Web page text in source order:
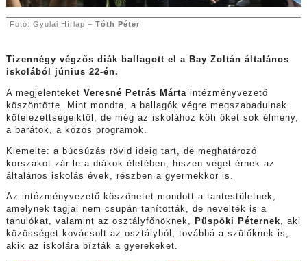
Fotó: Gyulai Hírlap – Tóth Péter
Tizennégy végzős diák ballagott el a Bay Zoltán általános
iskolából június 22-én.
A megjelenteket Veresné Petrás Márta intézményvezető
köszöntötte. Mint mondta, a ballagók végre megszabadulnak
kötelezettségeiktől, de még az iskolához köti őket sok élmény,
a barátok, a közös programok.
Kiemelte: a búcsúzás rövid ideig tart, de meghatározó
korszakot zár le a diákok életében, hiszen véget érnek az
általános iskolás évek, részben a gyermekkor is.
Az intézményvezető köszönetet mondott a tantestületnek,
amelynek tagjai nem csupán tanították, de nevelték is a
tanulókat, valamint az osztályfőnöknek,
Püspöki Péternek, aki
közösséget kovácsolt az osztályból, továbbá a szülőknek is,
akik az iskolára bízták a gyerekeket.